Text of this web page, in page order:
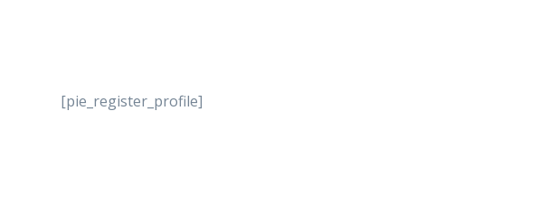
[pie_register_profile]